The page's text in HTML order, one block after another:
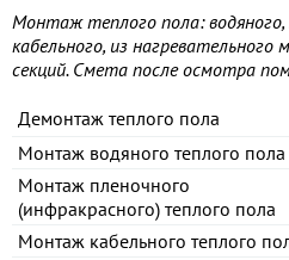
Монтаж теплого пола: водяного,
кабельного, из
секций. Смета после осмотра
Демонтаж теплого пола
Монтаж водяного теплого пола
Монтаж пленочного
(инфракрасного) теплого пола
Монтаж кабельного теплого